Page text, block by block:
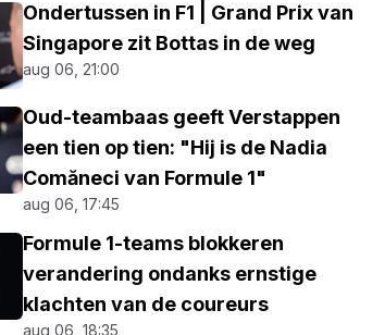
Ondertussen in F1 | Grand Prix van
Singapore zit Bottas in de weg
aug 06, 21:00
Oud-teambaas geeft Verstappen
een tien op tien: "Hij is de Nadia
Comăneci van Formule 1"
aug 06, 17:45
Formule 1-teams blokkeren
verandering ondanks ernstige
klachten van de coureurs
aug 06, 18:35